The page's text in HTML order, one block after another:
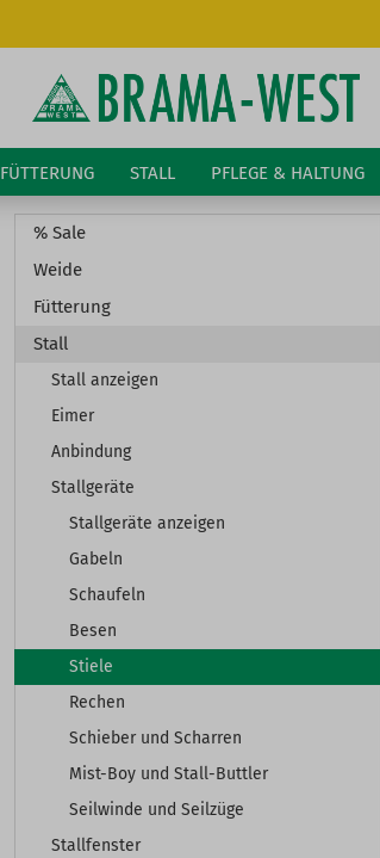
FÜTTERUNG STALL PFLEGE & HALTUNG
% Sale
Weide
Fütterung
Stall
Stall anzeigen
Eimer
Anbindung
Stallgeräte
Stallgeräte anzeigen
Gabeln
Schaufeln
Besen
Stiele
Rechen
Schieber und Scharren
Mist-Boy und Stall-Buttler
Seilwinde und Seilzüge
Stallfenster